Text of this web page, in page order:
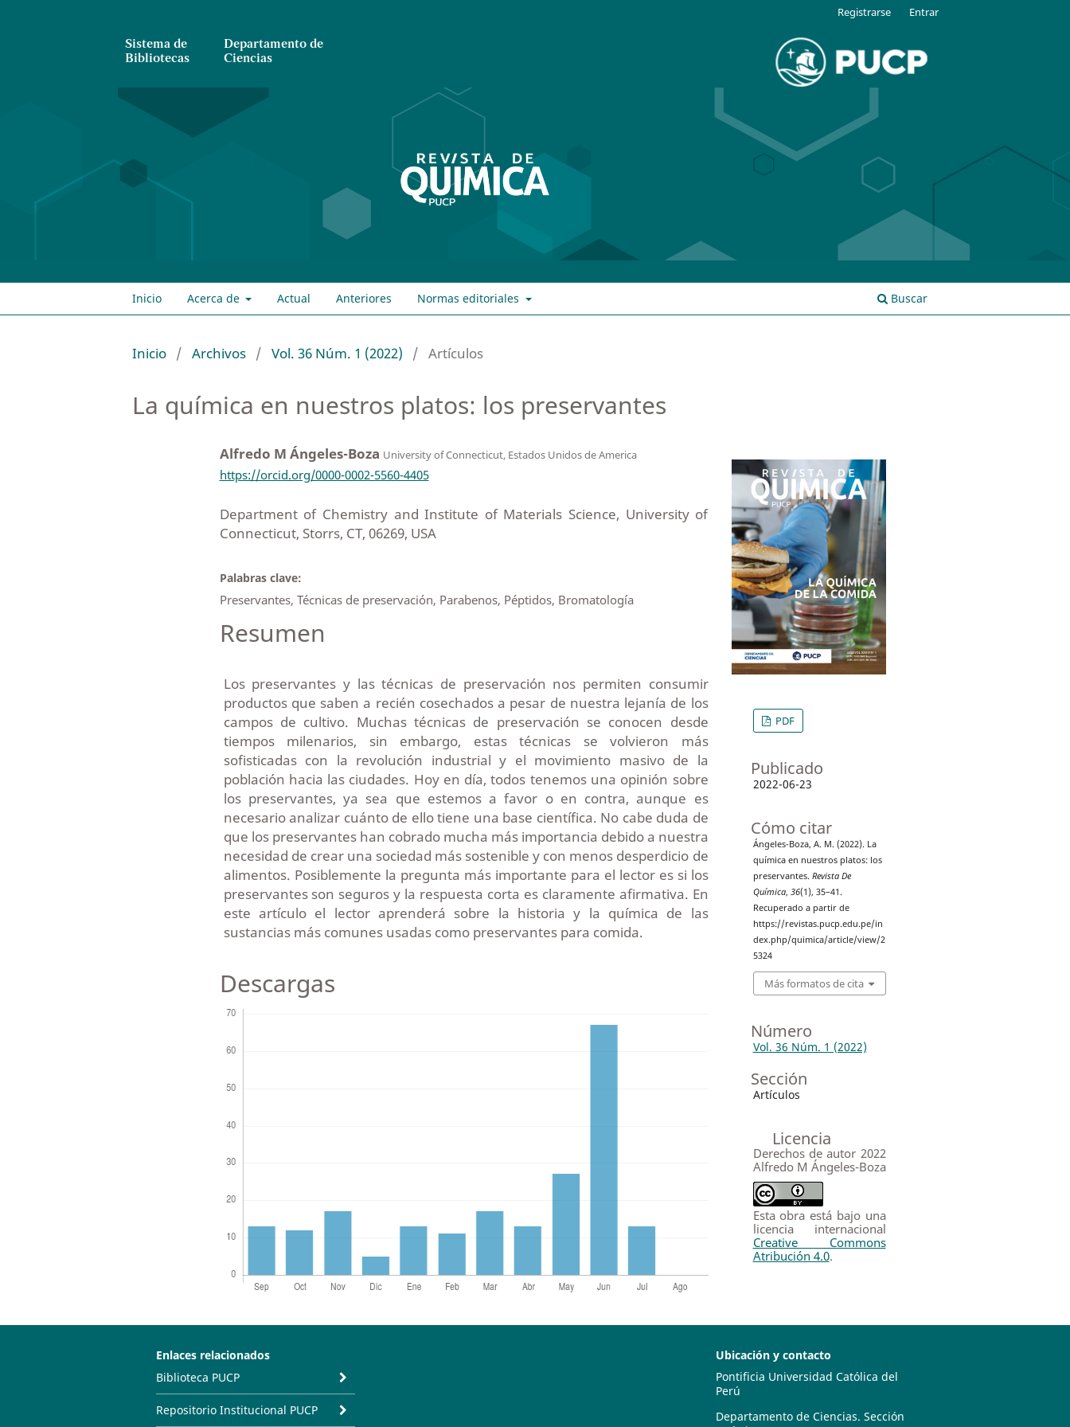
Sistema de
Bibliotecas
Departamento de
Ciencias
Inicio Acerca de Actual Anteriores Normas editoriales Buscar
Registrarse Entrar
Inicio / Archivos / Vol. 36 Núm. 1 (2022) / Artículos
La química en nuestros platos: los preservantes
Alfredo M Ángeles-Boza University of Connecticut, Estados Unidos de America
https://orcid.org/0000-0002-5560-4405
Department of Chemistry and Institute of Materials Science, University of
Connecticut, Storrs, CT, 06269, USA
Palabras clave:
Preservantes, Técnicas de preservación, Parabenos, Péptidos, Bromatología
Resumen
Los preservantes y las técnicas de preservación nos permiten consumir
productos que saben a recién cosechados a pesar de nuestra lejanía de los
campos de cultivo. Muchas técnicas de preservación se conocen desde
tiempos milenarios, sin embargo, estas técnicas se volvieron más
sofisticadas con la revolución industrial y el movimiento masivo de la
población hacia las ciudades. Hoy en día, todos tenemos una opinión sobre
los preservantes, ya sea que estemos a favor o en contra, aunque es
necesario analizar cuánto de ello tiene una base científica. No cabe duda de
que los preservantes han cobrado mucha más importancia debido a nuestra
necesidad de crear una sociedad más sostenible y con menos desperdicio de
alimentos. Posiblemente la pregunta más importante para el lector es si los
preservantes son seguros y la respuesta corta es claramente afirmativa. En
este artículo el lector aprenderá sobre la historia y la química de las
sustancias más comunes usadas como preservantes para comida.
Descargas
PDF
Publicado
2022-06-23
Cómo citar
Ángeles-Boza, A. M. (2022). La
química en nuestros platos: los
preservantes. Revista De
Química, 36(1), 35–41.
Recuperado a partir de
https://revistas.pucp.edu.pe/in
dex.php/quimica/article/view/2
5324
Más formatos de cita
Número
Vol. 36 Núm. 1 (2022)
Sección
Artículos
Licencia
Derechos de autor 2022
Alfredo M Ángeles-Boza
Esta obra está bajo una
licencia internacional
Creative Commons
Atribución 4.0.
Enlaces relacionados
Biblioteca PUCP
Repositorio Institucional PUCP
Ubicación y contacto
Pontificia Universidad Católica del
Perú
Departamento de Ciencias. Sección